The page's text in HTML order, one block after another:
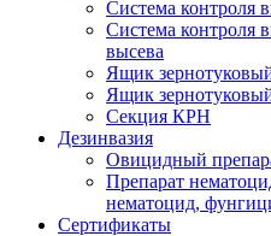
Система контроля
Система контроля
высева
Ящик
Ящик
Секция КРН
Дезинвазия
Овицидный
Препарат
нематоцид,
Сертификаты